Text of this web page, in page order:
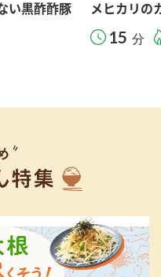
い黒酢酢豚 メヒカリの
15 分